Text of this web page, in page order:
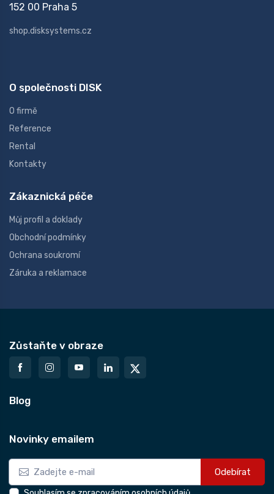
152 00 Praha 5
shop.disksystems.cz
O společnosti DISK
O firmě
Reference
Rental
Kontakty
Zákaznická péče
Můj profil a doklady
Obchodní podmínky
Ochrana soukromí
Záruka a reklamace
Zůstaňte v obraze
Blog
Novinky emailem
Odebírat